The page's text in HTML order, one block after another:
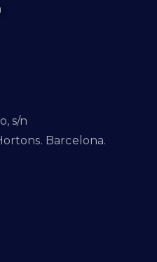
s/n
Barcelona.